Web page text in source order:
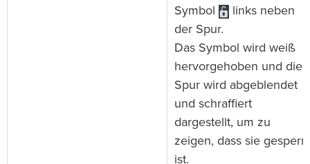
Symbol
links neben
der Spur.
Das Symbol wird weiß
hervorgehoben und die
Spur wird abgeblendet
und schraffiert
dargestellt, um zu
zeigen, dass sie gesperrt
ist.